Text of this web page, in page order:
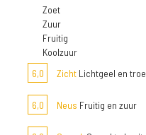
Zoet
Zuur
Fruitig
Koolzuur
6,0
Zicht Lichtgeel en
6,0 Neus Fruitig en zuur